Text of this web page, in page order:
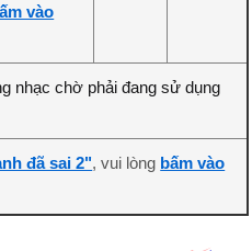
vào
nhạc chờ phải đang sử dụng
đã sai 2", vui lòng bấm vào